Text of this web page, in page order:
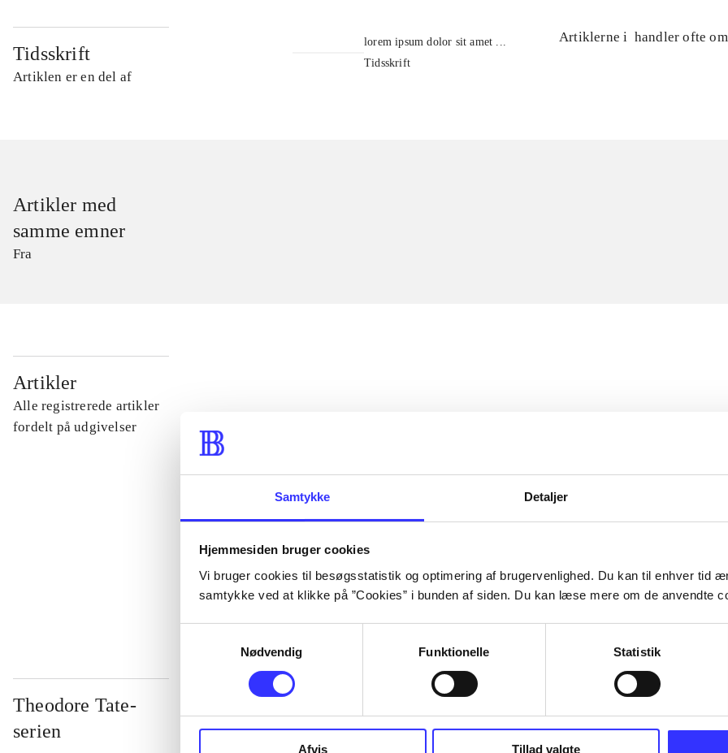
Samtykke Detaljer
Hjemmesiden bruger cookies
Vi bruger cookies til besøgsstatistik og optimering af brugervenlighed. Du kan til enhver tid
samtykke ved at klikke på ”Cookies” i bunden af siden. Du kan læse mere om de anvendte
Nødvendig
Funktionelle Statistik
Afvis Tillad valgte
Tidsskrift
Artiklen er en del af
lorem ipsum dolor sit amet ...
Tidsskrift
Artiklerne i handler ofte om
Artikler med
samme emner
Fra
Artikler
Alle registrerede artikler
fordelt på udgivelser
...
...
Theodore Tate-
serien